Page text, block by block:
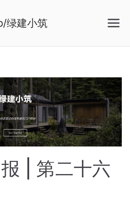
绿建小筑
| 第二十六